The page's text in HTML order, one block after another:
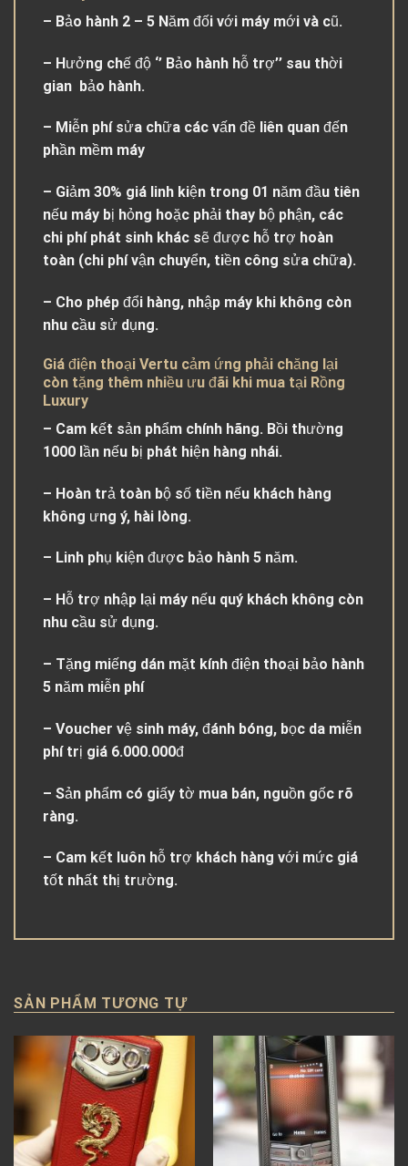
– Bảo hành 2 – 5 Năm đối với máy mới và cũ.
– Hưởng chế độ ‘’ Bảo hành hỗ trợ’’ sau thời
gian bảo hành.
– Miễn phí sửa chữa các vấn đề liên quan đến
phần mềm máy
– Giảm 30% giá linh kiện trong 01 năm đầu tiên
nếu máy bị hỏng hoặc phải thay bộ phận, các
chi phí phát sinh khác sẽ được hỗ trợ hoàn
toàn (chi phí vận chuyển, tiền công sửa chữa).
– Cho phép đổi hàng, nhập máy khi không còn
nhu cầu sử dụng.
Giá điện thoại Vertu cảm ứng phải chăng lại
còn tặng thêm nhiều ưu đãi khi mua tại Rồng
Luxury
– Cam kết sản phẩm chính hãng. Bồi thường
1000 lần nếu bị phát hiện hàng nhái.
– Hoàn trả toàn bộ số tiền nếu khách hàng
không ưng ý, hài lòng.
– Linh phụ kiện được bảo hành 5 năm.
– Hỗ trợ nhập lại máy nếu quý khách không còn
nhu cầu sử dụng.
– Tặng miếng dán mặt kính điện thoại bảo hành
5 năm miễn phí
– Voucher vệ sinh máy, đánh bóng, bọc da miễn
phí trị giá 6.000.000đ
– Sản phẩm có giấy tờ mua bán, nguồn gốc rõ
ràng.
– Cam kết luôn hỗ trợ khách hàng với mức giá
tốt nhất thị trường.
SẢN PHẨM TƯƠNG TỰ